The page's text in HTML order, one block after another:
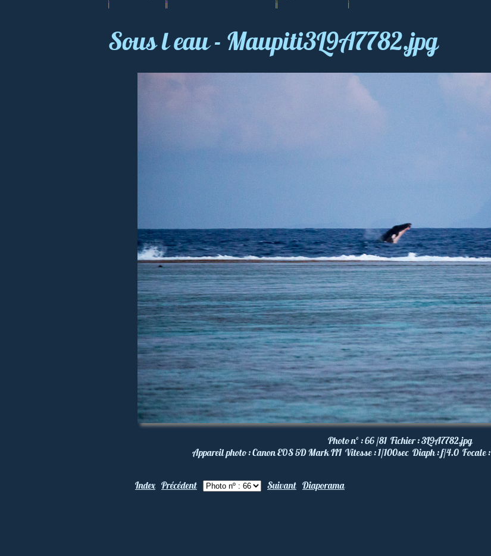
Sous l eau - Maupiti3L9A7782.jpg
Photo nº :66 /81 Fichier :3L9A7782.jpg
Appareil photo :Canon EOS 5D Mark III Vitesse :1/100sec Diaph :f/4.0 Focale :
Index Précédent Suivant Diaporama